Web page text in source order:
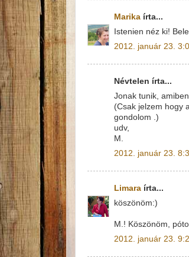
Marika írta...
Istenien néz ki!
2012. január 23.
Névtelen írta...
Jonak tunik,
(Csak jelzem hogy
gondolom .)
udv,
M.
2012. január 23.
Limara írta...
köszönöm:)
M.! Köszönöm,
2012. január 23.